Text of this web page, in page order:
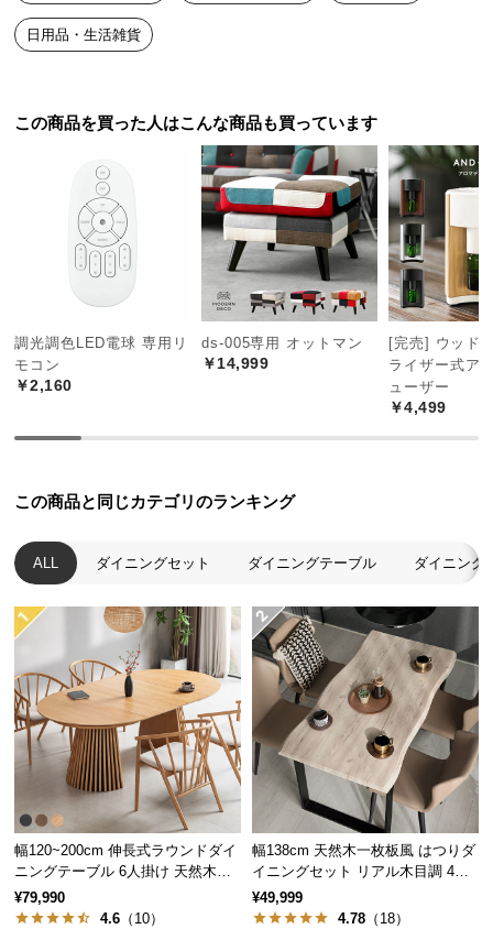
中
型
配
型
商
品
配
に
い
て
開
設
置
サ
ー
に
つ
い
て
日用品・生活雑貨
この商品を買った人はこんな商品も買っています
調光調色LED電球 専用リ
モコン
￥2,160
ds-005専用 オットマン
￥14,999
[完売] ウッド
ライザー式ア
ューザー
￥4,499
この商品と同じカテゴリのランキング
ALL ダイニングセット ダイニングテーブル ダイニング
幅120~200cm 伸長式ラウンドダイ
ニングテーブル 6人掛け 天然木突
板 美しい格子デザイン
¥79,990
4.6 （10）
幅138cm 天然木一枚板風 はつりダ
イニングセット リアル木目調 4人
掛け チェア4脚セット
¥49,999
4.78 （18）